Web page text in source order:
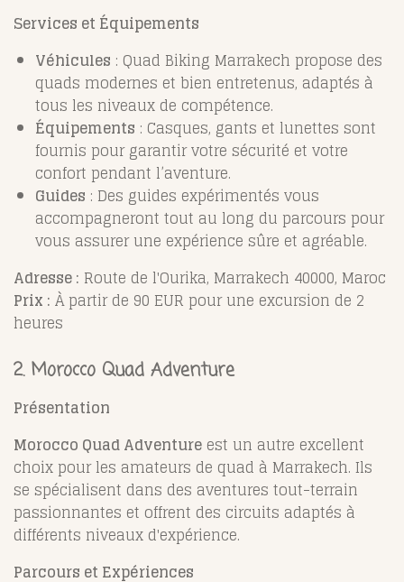
Services et Équipements
Véhicules : Quad Biking Marrakech propose des
quads modernes et bien entretenus, adaptés à
tous les niveaux de compétence.
Équipements : Casques, gants et lunettes sont
fournis pour garantir votre sécurité et votre
confort pendant l’aventure.
Guides : Des guides expérimentés vous
accompagneront tout au long du parcours pour
vous assurer une expérience sûre et agréable.
Adresse : Route de l'Ourika, Marrakech 40000, Maroc
Prix : À partir de 90 EUR pour une excursion de 2
heures
2. Morocco Quad Adventure
Présentation
Morocco Quad Adventure est un autre excellent
choix pour les amateurs de quad à Marrakech. Ils
se spécialisent dans des aventures tout-terrain
passionnantes et offrent des circuits adaptés à
différents niveaux d'expérience.
Parcours et Expériences